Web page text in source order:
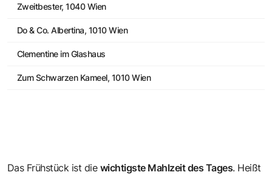
Zweitbester, 1040 Wien
Do & Co. Albertina, 1010 Wien
Clementine im Glashaus
Zum Schwarzen Kameel, 1010 Wien
Das Frühstück ist die wichtigste Mahlzeit des Tages. Heißt